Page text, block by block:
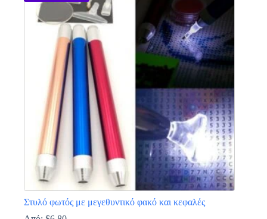
Στυλό φωτός με μεγεθυντικό φακό και κεφαλές